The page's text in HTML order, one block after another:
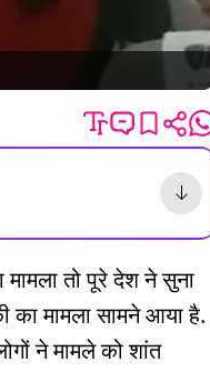
तो पूरे देश ने सुना
मामला सामने आया है.
ने मामले को शांत